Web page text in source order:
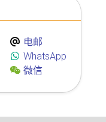
电邮
WhatsApp
微信